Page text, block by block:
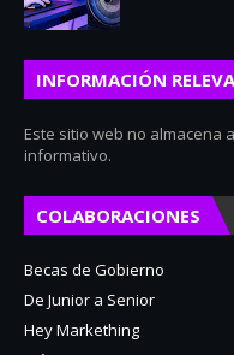
INFORMACIÓN
Este sitio web no almacena
informativo.
COLABORACIONES
Becas de Gobierno
De Junior a Senior
Hey Markething